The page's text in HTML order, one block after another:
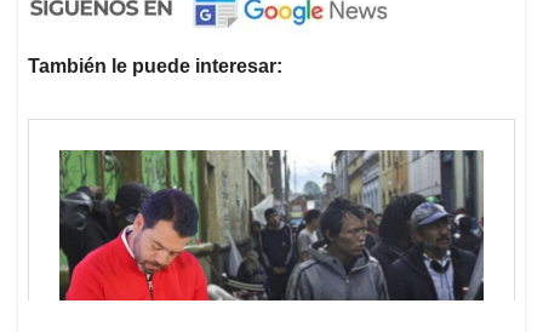
También le puede interesar: